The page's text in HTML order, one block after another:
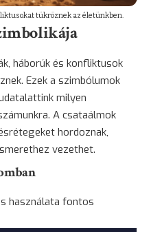
tükröznek az életünkben.
háborúk és konfliktusok
Ezek a szimbólumok
milyen
A csataálmok
hordoznak,
vezethet.
használata fontos